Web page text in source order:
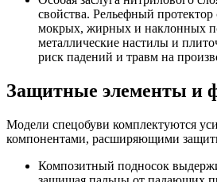
свойства. Рельефный протектор
мокрых, жирных и наклонных
металлические настилы и
риск падений и травм на
Защитные элементы и
Модели спецобуви комплектуются
компонентами, расширяющими
Композитный подносок